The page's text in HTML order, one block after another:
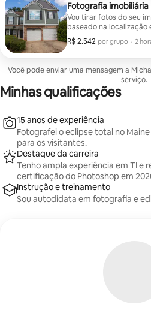
Fotografia imobiliária
Vou tirar fotos do seu
baseado na
R$ 2.542 por grupo
R$ 2.542 por grupo
, · 2
Você pode enviar uma mensagem a
serviço.
Minhas qualificações
15 anos de experiência
Fotografei o eclipse total no
para os visitantes.
Destaque da carreira
Tenho ampla experiência em TI e
certificação do Photoshop em
Instrução e treinamento
Sou autodidata em fotografia e